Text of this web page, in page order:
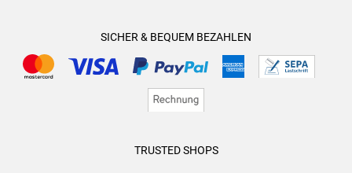
SICHER & BEQUEM BEZAHLEN
TRUSTED SHOPS